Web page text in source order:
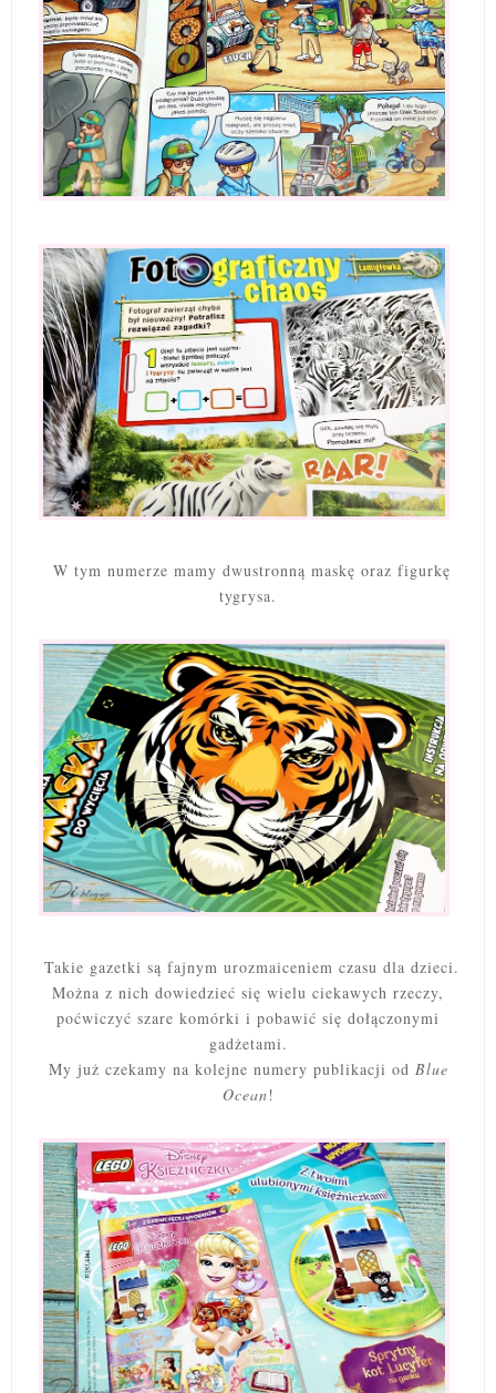
W tym numerze mamy dwustronną maskę oraz figurkę
tygrysa.
Takie gazetki są fajnym urozmaiceniem czasu dla dzieci.
Można z nich dowiedzieć się wielu ciekawych rzeczy,
poćwiczyć szare komórki i pobawić się dołączonymi
gadżetami.
My już czekamy na kolejne numery publikacji od Blue
Ocean!